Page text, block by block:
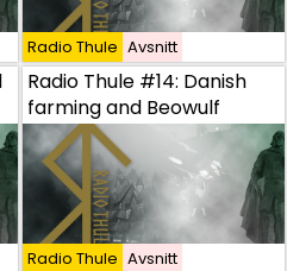
some travel stories
Radio Thule Avsnitt
Radio Thule #14: Danish
farming and Beowulf
Radio Thule Avsnitt